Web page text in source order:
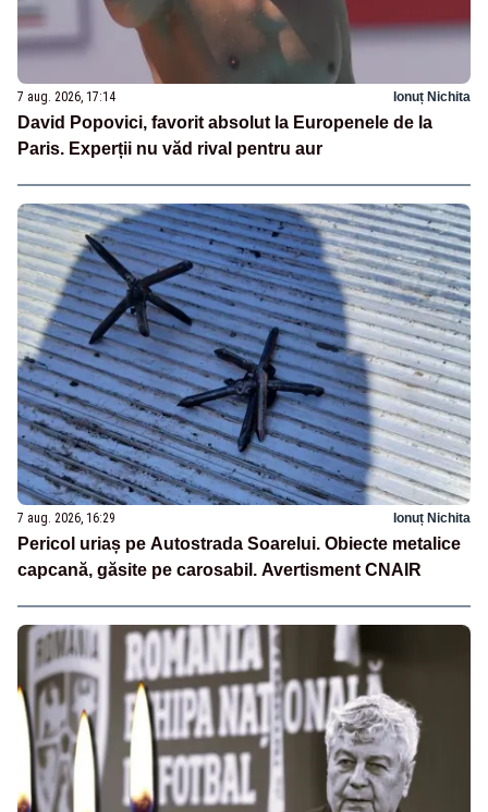
7 aug. 2026, 17:14 Ionuț Nichita
David Popovici, favorit absolut la Europenele de la
Paris. Experții nu văd rival pentru aur
7 aug. 2026, 16:29 Ionuț Nichita
Pericol uriaș pe Autostrada Soarelui. Obiecte metalice
capcană, găsite pe carosabil. Avertisment CNAIR